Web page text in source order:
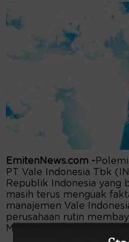
EmitenNews.com -
PT Vale Indonesia Tbk
Republik Indonesia yang
masih terus menguak
manajemen Vale
perusahaan rutin
MIND ID selama periode